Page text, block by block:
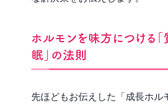
ホルモンを味方につける
眠」の法則
先ほどもお伝えした「成長ホル